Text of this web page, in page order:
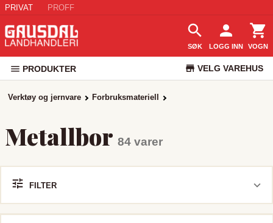
PRIVAT PROFF
SØK LOGG INN VOGN
PRODUKTER VELG VAREHUS
Verktøy og jernvare Forbruksmateriell
Metallbor 84 varer
FILTER